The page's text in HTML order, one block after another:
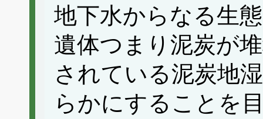
地下水からなる生
遺体つまり泥炭が
されている泥炭地
らかにすることを